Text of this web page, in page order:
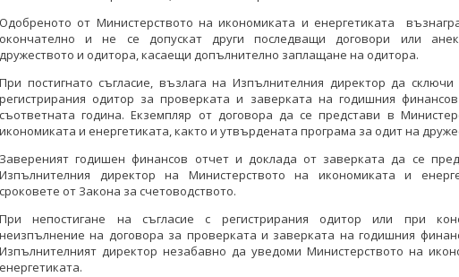
Одобреното от Министерството на икономиката и енергетиката
окончателно и не се допускат други последващи договори или
дружеството и одитора, касаещи допълнително заплащане на одитора.
При постигнато съгласие, възлага на Изпълнителния директор да сключи
регистрирания одитор за проверката и заверката на годишния
съответната година. Екземпляр от договора да се представи в
икономиката и енергетиката, както и утвърдената програма за одит на
Завереният годишен финансов отчет и доклада от заверката да се
Изпълнителния директор на Министерството на икономиката и
сроковете от Закона за счетоводството.
При непостигане на съгласие с регистрирания одитор или при
неизпълнение на договора за проверката и заверката на годишния
Изпълнителният директор незабавно да уведоми Министерството на
енергетиката.